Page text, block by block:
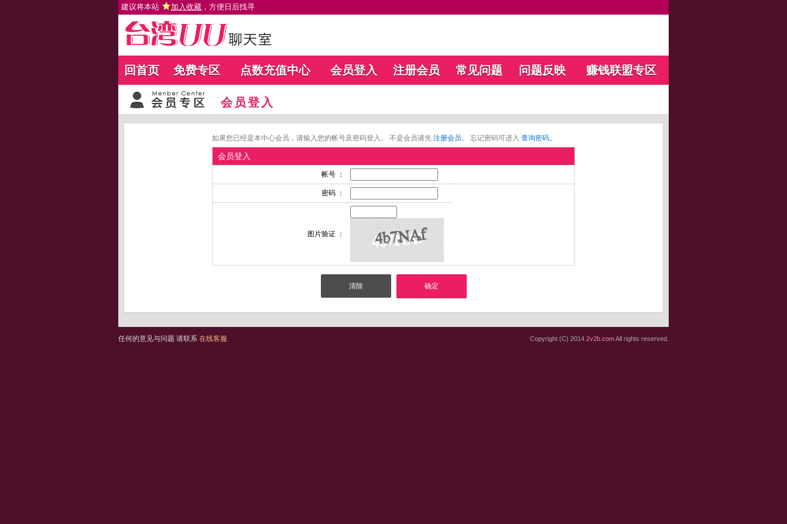
建议将本站 加入收藏 ，方便日后找寻
回首页 免费专区 点数充值中心 会员登入 注册会员 常见问题 问题反映 赚钱联盟专区
会员登入
如果您已经是本中心会员，请输入您的帐号及密码登入。 不是会员请先 注册会员。 忘记密码可进入 查询密码。
会员登入
帐号 ：
密码 ：
图片验证 ：
任何的意见与问题 请联系 在线客服 Copyright (C) 2014 2v2b.comAll rights reserved.